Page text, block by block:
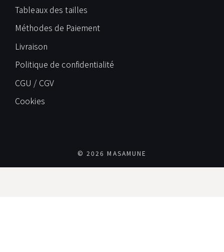
Tableaux des tailles
Méthodes de Paiement
Livraison
Politique de confidentialité
CGU / CGV
Cookies
© 2026 MASAMUNE